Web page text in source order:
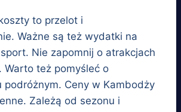
to przelot i
Ważne są też wydatki na
Nie zapomnij o atrakcjach
Warto też pomyśleć o
podróżnym. Ceny w Kambodży
Zależą od sezonu i